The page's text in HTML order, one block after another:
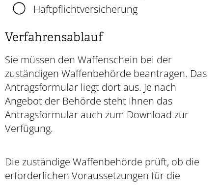
Haftpflichtversicherung
Verfahrensablauf
Sie müssen den Waffenschein bei der
zuständigen Waffenbehörde beantragen. Das
Antragsformular liegt dort aus. Je nach
Angebot der Behörde steht Ihnen das
Antragsformular auch zum Download zur
Verfügung.
Die zuständige Waffenbehörde prüft, ob die
erforderlichen Voraussetzungen für die